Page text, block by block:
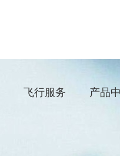
飞行服务 产品